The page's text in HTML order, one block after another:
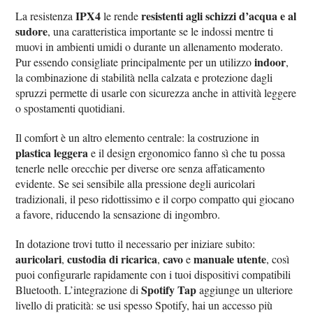
La resistenzaIPX4le renderesistenti agli schizzi d’acqua e al
sudore, una caratteristica importante se le indossi mentre ti
muovi in ambienti umidi o durante un allenamento moderato.
Pur essendo consigliate principalmente per un utilizzoindoor,
la combinazione di stabilità nella calzata e protezione dagli
spruzzi permette di usarle con sicurezza anche in attività leggere
o spostamenti quotidiani.
Il comfort è un altro elemento centrale: la costruzione in
plastica leggerae il design ergonomico fanno sì che tu possa
tenerle nelle orecchie per diverse ore senza affaticamento
evidente. Se sei sensibile alla pressione degli auricolari
tradizionali, il peso ridottissimo e il corpo compatto qui giocano
a favore, riducendo la sensazione di ingombro.
In dotazione trovi tutto il necessario per iniziare subito:
auricolari,custodia di ricarica,cavoemanuale utente, così
puoi configurarle rapidamente con i tuoi dispositivi compatibili
Bluetooth. L’integrazione diSpotify Tapaggiunge un ulteriore
livello di praticità: se usi spesso Spotify, hai un accesso più